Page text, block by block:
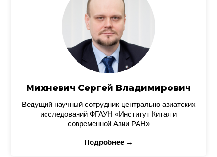
Михневич Сергей Владимирович
Ведущий научный сотрудник центрально азиатских
исследований ФГАУН «Институт Китая и
современной Азии РАН»
Подробнее →